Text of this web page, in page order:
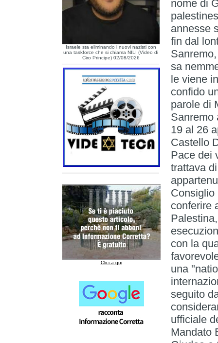
Israele sta eliminando i nuovi nazisti con
una taskforce che si chiama NILI (Video di
Ciro Principe) 02/08/2026
Clicca qui
nome di
annesse
fin dal
sa
le viene
confido
parole di
Sanremo
19 al 26
Castello
Pace dei
trattava
Consiglio
conferire
con la
una
seguito
ufficiale
Mandato